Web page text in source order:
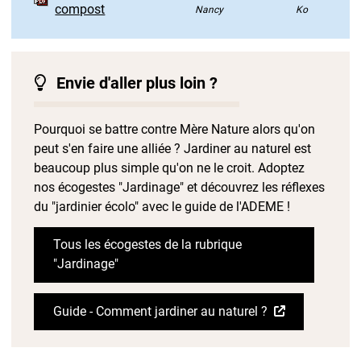
compost
Nancy
Ko
Envie d'aller plus loin ?
Pourquoi se battre contre Mère Nature alors qu'on
peut s'en faire une alliée ? Jardiner au naturel est
beaucoup plus simple qu'on ne le croit. Adoptez
nos écogestes "Jardinage" et découvrez les réflexes
du "jardinier écolo" avec le guide de l'ADEME !
Tous les écogestes de la rubrique
"Jardinage"
Guide - Comment jardiner au naturel ?